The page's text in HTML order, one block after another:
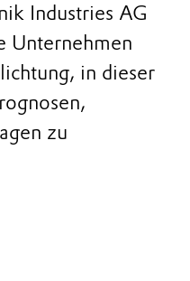
Industries AG
Unternehmen
in dieser
zu